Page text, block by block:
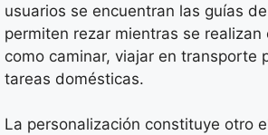
usuarios se encuentran las guías
permiten rezar mientras se
como caminar, viajar en transporte
tareas domésticas.
La personalización constituye otro